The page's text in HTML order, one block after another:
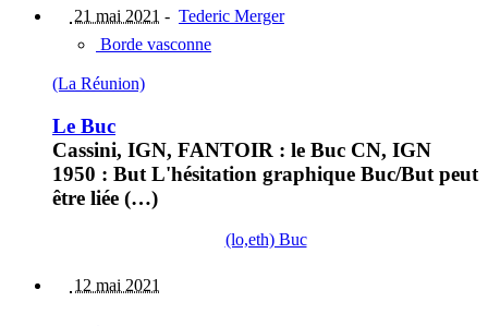
21 mai 2021 - Tederic Merger
Borde vasconne
(La Réunion)
Le Buc
Cassini, IGN, FANTOIR : le Buc CN, IGN
1950 : But L'hésitation graphique Buc/But peut
être liée (…)
(lo,eth) Buc
12 mai 2021